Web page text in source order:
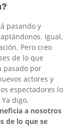
pasando y
Igual,
Pero creo
de lo que
pasado por
actores y
espectadores lo
digo,
a nosotros
de lo que se